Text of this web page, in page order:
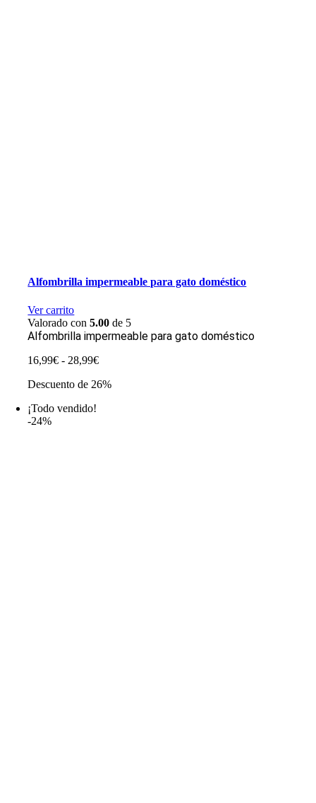
Alfombrilla impermeable para gato doméstico
Ver carrito
Valorado con5.00 de 5
Alfombrilla impermeable para gato doméstico
16,99€ - 28,99€Rango
precios:
Descuento de 26%
¡Todo vendido!
-24%